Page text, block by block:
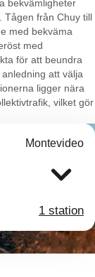
bekvämligheter
Tågen från Chuy till
med bekväma
med
för att beundra
att välja
ligger nära
vilket gör
Montevideo
1 station